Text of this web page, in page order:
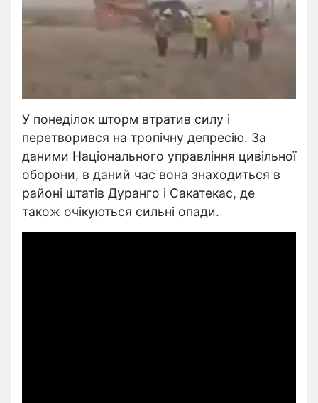
У понеділок шторм втратив силу і
перетворився на тропічну депресію. За
даними Національного управління цивільної
оборони, в даний час вона знаходиться в
районі штатів Дуранго і Сакатекас, де
також очікуються сильні опади.